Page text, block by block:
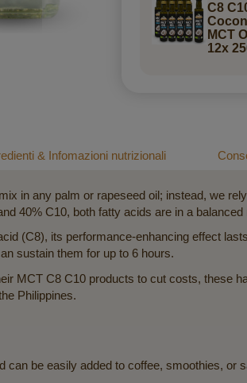
C8
MCT
12x
in any palm or rapeseed oil; instead, we
40% C10, both fatty acids are in a
(C8), its performance-enhancing effect
sustain them for up to 6 hours.
MCT C8 C10 products to cut costs, these
Philippines.
be easily added to coffee, smoothies, or
& Infomazioni nutrizionali